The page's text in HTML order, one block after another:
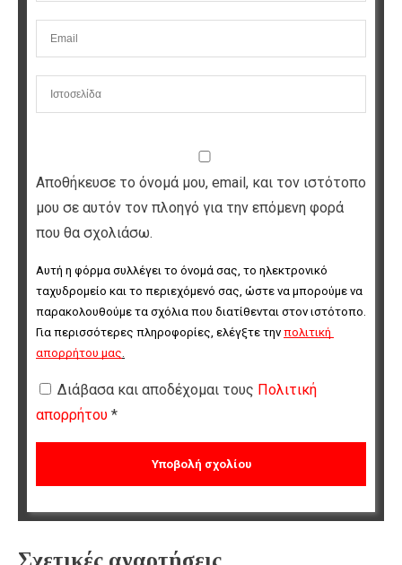
Αποθήκευσε το όνομά μου, email, και τον ιστότοπο
μου σε αυτόν τον πλοηγό για την επόμενη φορά
που θα σχολιάσω.
Αυτή η φόρμα συλλέγει το όνομά σας, το ηλεκτρονικό
ταχυδρομείο και το περιεχόμενό σας, ώστε να μπορούμε να
παρακολουθούμε τα σχόλια που διατίθενται στον ιστότοπο.
Για περισσότερες πληροφορίες, ελέγξτε την πολιτική
απορρήτου μας
Διάβασα και αποδέχομαι τους Πολιτική
απορρήτου *
Σχετικές αναρτήσεις